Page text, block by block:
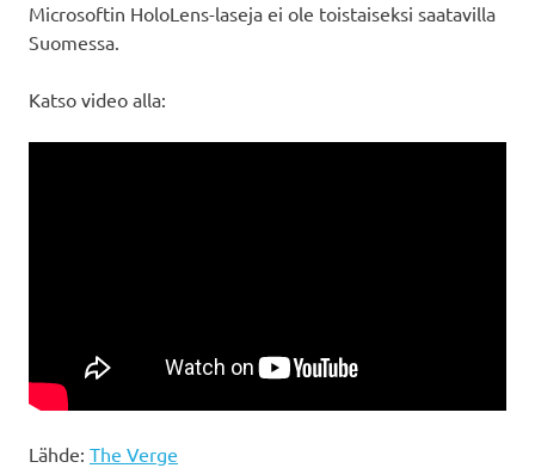
Microsoftin HoloLens-laseja ei ole toistaiseksi saatavilla
Suomessa.
Katso video alla:
Lähde: The Verge